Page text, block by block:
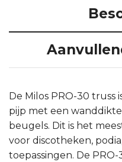
De Milos PRO-30 truss
pijp met een
beugels. Dit is het
voor discotheken,
toepassingen. De